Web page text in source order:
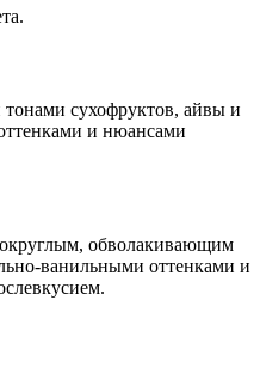
сухофруктов, айвы и
и нюансами
обволакивающим
ванильными оттенками и